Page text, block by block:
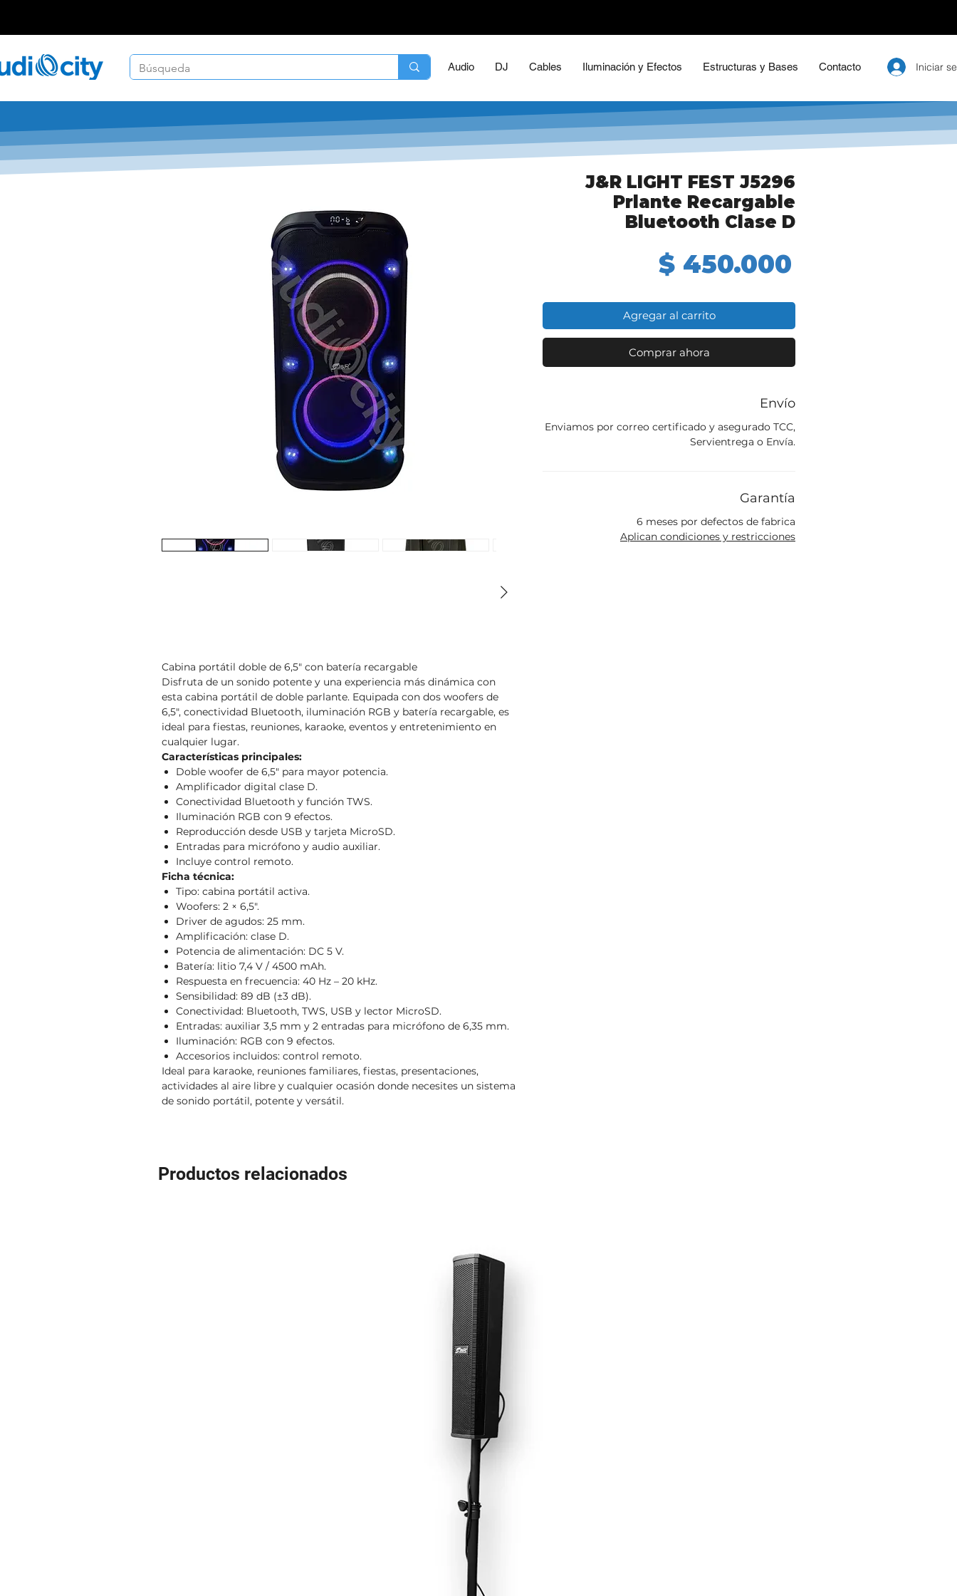
Audio DJ Cables Iluminación y Efectos Estructuras y Bases Contacto Iniciar
Cabina portátil doble de 6,5" con batería recargable
Disfruta de un sonido potente y una experiencia más dinámica con
esta cabina portátil de doble parlante. Equipada con dos woofers de
6,5", conectividad Bluetooth, iluminación RGB y batería recargable, es
ideal para fiestas, reuniones, karaoke, eventos y entretenimiento en
cualquier lugar.
Características principales:
Doble woofer de 6,5" para mayor potencia.
Amplificador digital clase D.
Conectividad Bluetooth y función TWS.
Iluminación RGB con 9 efectos.
Reproducción desde USB y tarjeta MicroSD.
Entradas para micrófono y audio auxiliar.
Incluye control remoto.
Ficha técnica:
Tipo: cabina portátil activa.
Woofers: 2 × 6,5".
Driver de agudos: 25 mm.
Amplificación: clase D.
Potencia de alimentación: DC 5 V.
Batería: litio 7,4 V / 4500 mAh.
Respuesta en frecuencia: 40 Hz – 20 kHz.
Sensibilidad: 89 dB (±3 dB).
Conectividad: Bluetooth, TWS, USB y lector MicroSD.
Entradas: auxiliar 3,5 mm y 2 entradas para micrófono de 6,35 mm.
Iluminación: RGB con 9 efectos.
Accesorios incluidos: control remoto.
Ideal para karaoke, reuniones familiares, fiestas, presentaciones,
actividades al aire libre y cualquier ocasión donde necesites un sistema
de sonido portátil, potente y versátil.
J&R LIGHT FEST J5296
Prlante Recargable
Bluetooth Clase D
$ 450.000
Agregar al carrito
Comprar ahora
Envío
Enviamos por correo certificado y asegurado TCC,
Servientrega o Envía.
Garantía
6 meses por defectos de fabrica
Aplican condiciones y restricciones
Productos relacionados